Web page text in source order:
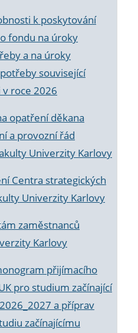
k poskytování
fondu na úroky
a na úroky
související
roce 2026
opatření děkana
a provozní řád
Univerzity Karlovy
Centra strategických
Univerzity Karlovy
zaměstnanců
Karlovy
přijímacího
pro studium začínající
a příprav
začínajícímu